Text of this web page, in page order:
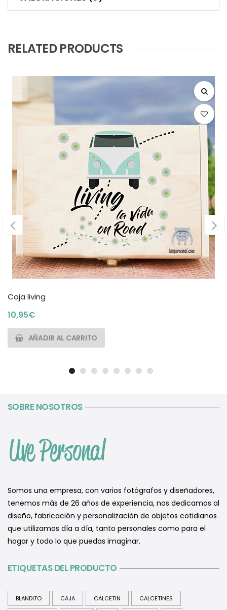
RELATED PRODUCTS
Caja living
10,95€
AÑADIR AL CARRITO
SOBRE NOSOTROS
Somos una empresa, con varios fotógrafos y diseñadores,
tenemos más de 26 años de experiencia, nos dedicamos al
diseño, fabricación y personalización de objetos cotidianos
que utilizamos día a día, tanto personales como para el
hogar y todo lo que puedas imaginar.
ETIQUETAS DEL PRODUCTO
BLANDITO CAJA CALCETIN CALCETINES